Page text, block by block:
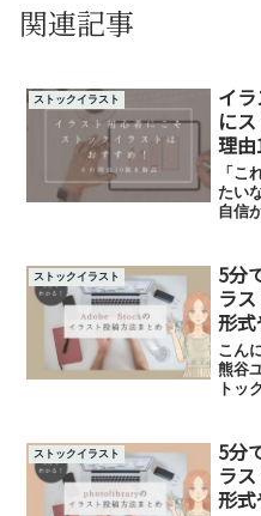
関連記事
ストックイラスト
イ
に
理
「こ
たい
自信
キル
いの
由は
ストックイラスト
5分
ラ
形式
こん
熊谷
トッ
グっ
何？
ストックイラスト
5分
ラ
形式